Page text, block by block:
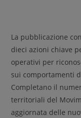
La pubblicazione
dieci azioni chiave
operativi per
sui comportamenti
Completano il
territoriali del
aggiornata delle